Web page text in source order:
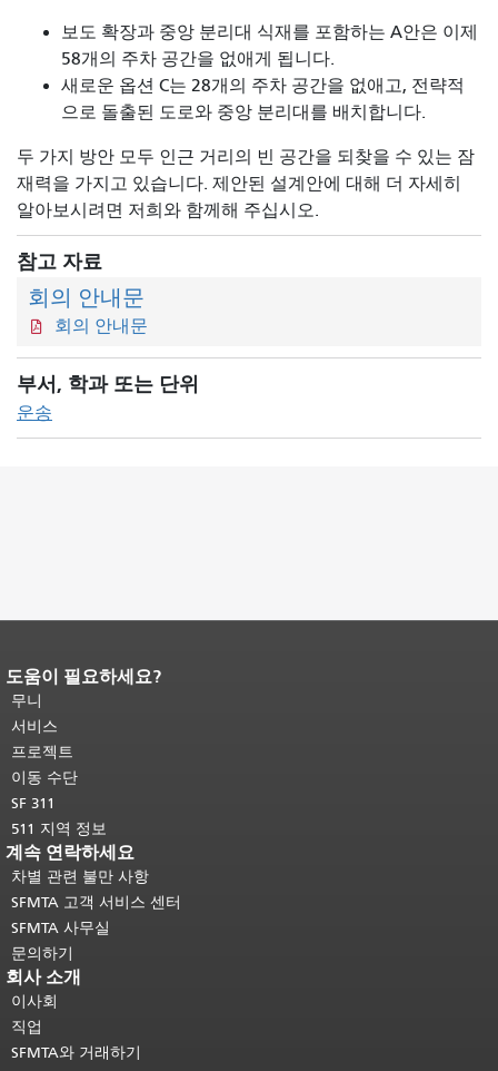
보도 확장과 중앙 분리대 식재를 포함하는 A안은 이제
58개의 주차 공간을 없애게 됩니다.
새로운 옵션 C는 28개의 주차 공간을 없애고, 전략적
으로 돌출된 도로와 중앙 분리대를 배치합니다.
두 가지 방안 모두 인근 거리의 빈 공간을 되찾을 수 있는 잠
재력을 가지고 있습니다. 제안된 설계안에 대해 더 자세히
알아보시려면 저희와 함께해 주십시오.
참고 자료
회의 안내문
회의 안내문
부서, 학과 또는 단위
운송
페이지 내용 끝입니다.이 페이지의 나
머지 내용은 모든 페이지에 반복됩니
다.메인 콘텐츠 상단으로 돌아가려면
여기를 클릭하십시오
도움이 필요하세요?
무니
서비스
프로젝트
이동 수단
SF 311
511 지역 정보
계속 연락하세요
차별 관련 불만 사항
SFMTA 고객 서비스 센터
SFMTA 사무실
문의하기
회사 소개
이사회
직업
SFMTA와 거래하기